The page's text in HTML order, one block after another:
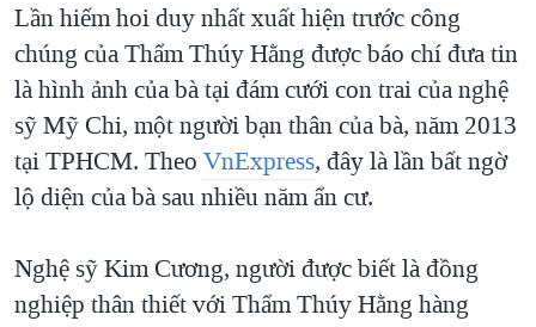
Lần hiếm hoi duy nhất xuất hiện trước công
chúng của Thẩm Thúy Hằng được báo chí đưa tin
là hình ảnh của bà tại đám cưới con trai của nghệ
sỹ Mỹ Chi, một người bạn thân của bà, năm 2013
tại TPHCM. Theo VnExpress, đây là lần bất ngờ
lộ diện của bà sau nhiều năm ẩn cư.
Nghệ sỹ Kim Cương, người được biết là đồng
nghiệp thân thiết với Thẩm Thúy Hằng hàng